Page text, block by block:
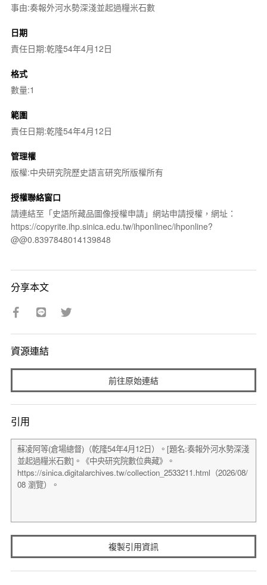
事由:奏報外河水勢深淺並起過糧米石數
日期
責任日期:乾隆54年4月12日
格式
數量:1
範圍
責任日期:乾隆54年4月12日
管理權
版權:中央研究院歷史語言研究所版權所有
授權聯絡窗口
請連結至「史語所藏品圖像授權申請」網站申請授權，網址：
https://copyrite.ihp.sinica.edu.tw/ihponlinec/ihponline?
@@0.8397848014139848
分享本文
資源連結
前往原始連結
引用
複製引用資訊